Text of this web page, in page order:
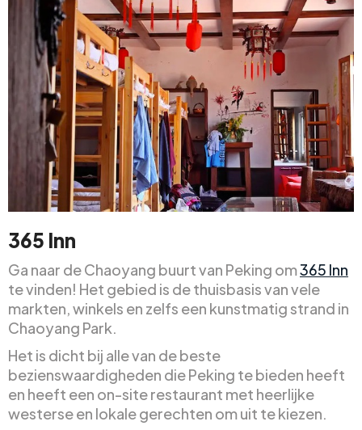
365 Inn
Ga naar de Chaoyang buurt van Peking om365 Inn
te vinden! Het gebied is de thuisbasis van vele
markten, winkels en zelfs een kunstmatig strand in
Chaoyang Park.
Het is dicht bij alle van de beste
bezienswaardigheden die Peking te bieden heeft
en heeft een on-site restaurant met heerlijke
westerse en lokale gerechten om uit te kiezen.